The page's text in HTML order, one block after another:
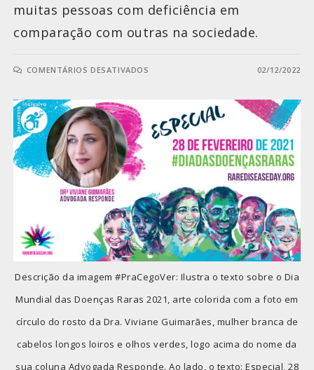
muitas pessoas com deficiência em
comparação com outras na sociedade.
COMENTÁRIOS DESATIVADOS 02/12/2022
Descrição da imagem #PraCegoVer: Ilustra o texto sobre o Dia
Mundial das Doenças Raras 2021, arte colorida com a foto em
círculo do rosto da Dra. Viviane Guimarães, mulher branca de
cabelos longos loiros e olhos verdes, logo acima do nome da
sua coluna Advogada Responde. Ao lado, o texto: Especial, 28